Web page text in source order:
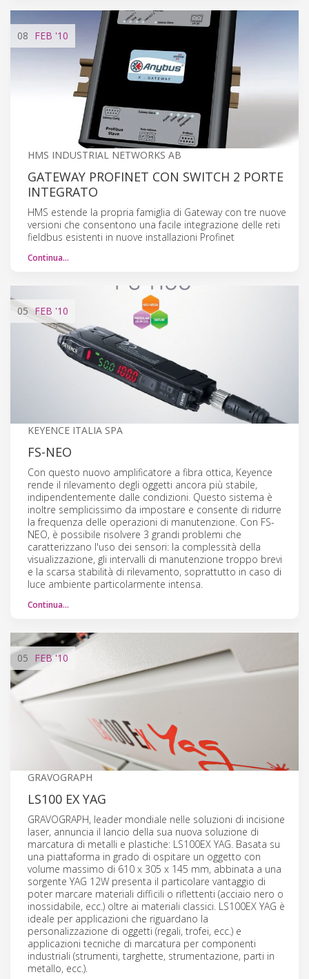
08 FEB '10
HMS INDUSTRIAL NETWORKS AB
GATEWAY PROFINET CON SWITCH 2 PORTE
INTEGRATO
HMS estende la propria famiglia di Gateway con tre nuove
versioni che consentono una facile integrazione delle reti
fieldbus esistenti in nuove installazioni Profinet
Continua…
05 FEB '10
KEYENCE ITALIA SPA
FS-NEO
Con questo nuovo amplificatore a fibra ottica, Keyence
rende il rilevamento degli oggetti ancora più stabile,
indipendentemente dalle condizioni. Questo sistema è
inoltre semplicissimo da impostare e consente di ridurre
la frequenza delle operazioni di manutenzione. Con FS-
NEO, è possibile risolvere 3 grandi problemi che
caratterizzano l'uso dei sensori: la complessità della
visualizzazione, gli intervalli di manutenzione troppo brevi
e la scarsa stabilità di rilevamento, soprattutto in caso di
luce ambiente particolarmente intensa.
Continua…
05 FEB'10
GRAVOGRAPH
LS100 EX YAG
GRAVOGRAPH, leader mondiale nelle soluzioni di incisione
laser, annuncia il lancio della sua nuova soluzione di
marcatura di metalli e plastiche: LS100EX YAG. Basata su
una piattaforma in grado di ospitare un oggetto con
volume massimo di 610 x 305 x 145 mm, abbinata a una
sorgente YAG 12W presenta il particolare vantaggio di
poter marcare materiali difficili o riflettenti (acciaio nero o
inossidabile, ecc.) oltre ai materiali classici. LS100EX YAG è
ideale per applicazioni che riguardano la
personalizzazione di oggetti (regali, trofei, ecc.) e
applicazioni tecniche di marcatura per componenti
industriali (strumenti, targhette, strumentazione, parti in
metallo, ecc.).